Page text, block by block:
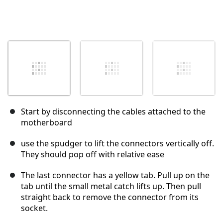
Start by disconnecting the cables attached to the
motherboard
use the spudger to lift the connectors vertically off.
They should pop off with relative ease
The last connector has a yellow tab. Pull up on the
tab until the small metal catch lifts up. Then pull
straight back to remove the connector from its
socket.